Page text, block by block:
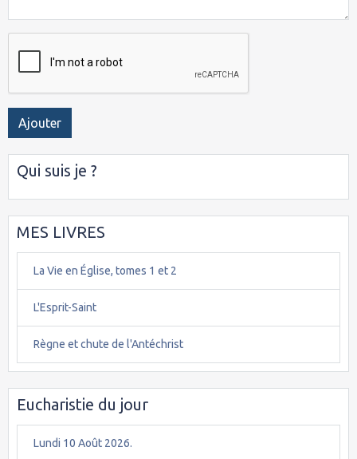
Ajouter
Qui suis je ?
MES LIVRES
La Vie en Église, tomes 1 et 2
L'Esprit-Saint
Règne et chute de l'Antéchrist
Eucharistie du jour
Lundi 10 Août 2026.